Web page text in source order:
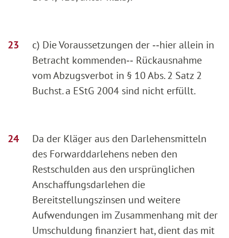
c) Die Voraussetzungen der ‑‑hier allein in
Betracht kommenden‑‑ Rückausnahme
vom Abzugsverbot in § 10 Abs. 2 Satz 2
Buchst. a EStG 2004 sind nicht erfüllt.
Da der Kläger aus den Darlehensmitteln
des Forwarddarlehens neben den
Restschulden aus den ursprünglichen
Anschaffungsdarlehen die
Bereitstellungszinsen und weitere
Aufwendungen im Zusammenhang mit der
Umschuldung finanziert hat, dient das mit